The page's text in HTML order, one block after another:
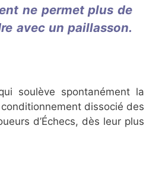
ne permet plus de
avec un paillasson.
soulève spontanément la
dissocié des
d’Échecs, dès leur plus